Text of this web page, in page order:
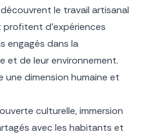
le travail artisanal
d’expériences
engagés dans la
et de leur environnement.
dimension humaine et
culturelle, immersion
avec les habitants et